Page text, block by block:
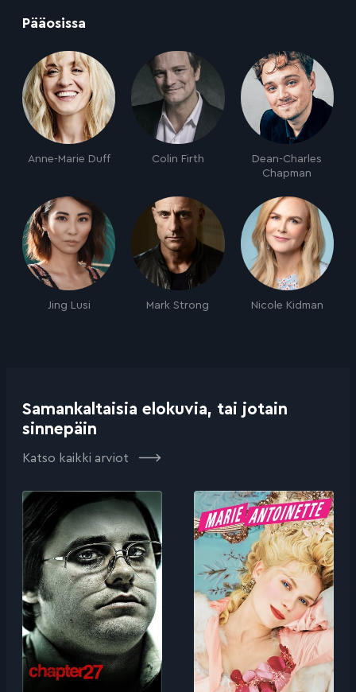
Pääosissa
Anne-Marie Duff Colin Firth
Dean-Charles
Chapman
Jing Lusi Mark Strong Nicole Kidman
Samankaltaisia elokuvia, tai jotain
sinnepäin
Katso kaikki arviot